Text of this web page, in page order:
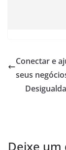
Conectar e
seus
Deixe